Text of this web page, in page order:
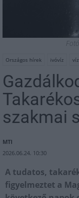
Országos hírek ivóvíz
szakmai
MTI
2026.06.24. 10:30
A tudatos,
figyelmeztet a